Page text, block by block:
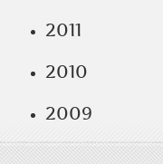
2011
2010
2009